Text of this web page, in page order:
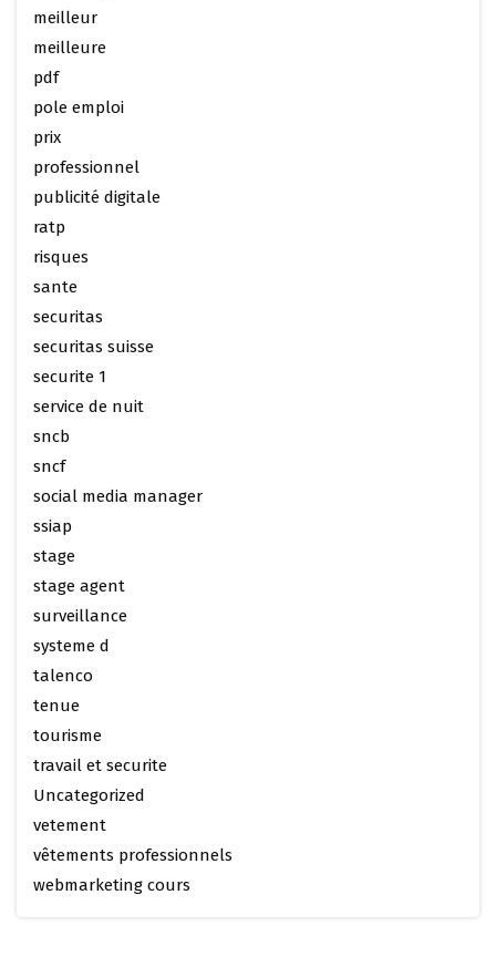
meilleur
meilleure
pdf
pole emploi
prix
professionnel
publicité digitale
ratp
risques
sante
securitas
securitas suisse
securite 1
service de nuit
sncb
sncf
social media manager
ssiap
stage
stage agent
surveillance
systeme d
talenco
tenue
tourisme
travail et securite
Uncategorized
vetement
vêtements professionnels
webmarketing cours